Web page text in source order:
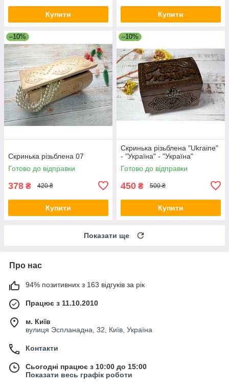
Купити Купити
–10%
Скринька різьблена 07
Готово до відправки
378 ₴ 420 ₴
Купити
–10%
Скринька різьблена "Ukraine"
- "Україна" - "Україна"
Готово до відправки
450 ₴ 500 ₴
Купити
Показати ще
Про нас
94% позитивних з 163 відгуків за рік
Працює з 11.10.2010
м. Київ
вулиця Эспланадна, 32, Київ, Україна
Контакти
Сьогодні працює з 10:00 до 15:00
Показати весь графік роботи